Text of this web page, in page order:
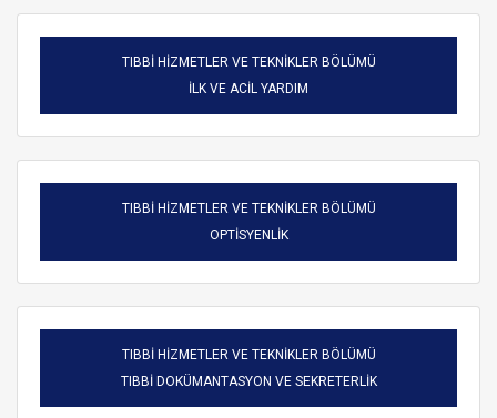
TIBBİ HİZMETLER VE TEKNİKLER BÖLÜMÜ
İLK VE ACİL YARDIM
TIBBİ HİZMETLER VE TEKNİKLER BÖLÜMÜ
OPTİSYENLİK
TIBBİ HİZMETLER VE TEKNİKLER BÖLÜMÜ
TIBBİ DOKÜMANTASYON VE SEKRETERLİK